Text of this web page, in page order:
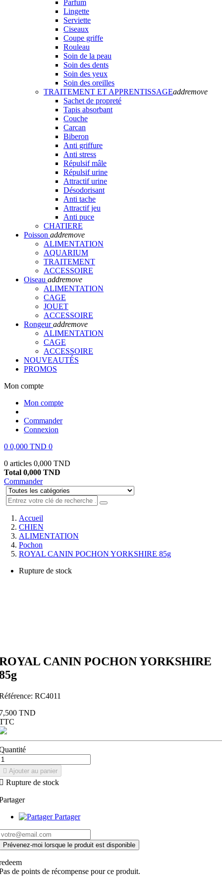
Parfum
Lingette
Serviette
Ciseaux
Coupe griffe
Rouleau
Soin de la peau
Soin des dents
Soin des yeux
Soin des oreilles
TRAITEMENT ET APPRENTISSAGEaddremove
Sachet de propreté
Tapis absorbant
Couche
Carcan
Biberon
Anti griffure
Anti stress
Répulsif mâle
Répulsif urine
Attractif urine
Désodorisant
Anti tache
Attractif jeu
Anti puce
CHATIERE
Poisson addremove
ALIMENTATION
AQUARIUM
TRAITEMENT
ACCESSOIRE
Oiseau addremove
ALIMENTATION
CAGE
JOUET
ACCESSOIRE
Rongeur addremove
ALIMENTATION
CAGE
ACCESSOIRE
NOUVEAUTÉS
PROMOS
Mon compte
Mon compte
Commander
Connexion
0 0,000 TND 0
0 articles 0,000 TND
Total 0,000 TND
Commander
Accueil
CHIEN
ALIMENTATION
Pochon
ROYAL CANIN POCHON YORKSHIRE 85g
Rupture de stock
CANIN POCHON YORKSHIRE
RC4011
TND
 Ajouter au panier
Rupture de stock
Partager
Prévenez-moi lorsque le produit est disponible
de points de récompense pour ce produit.